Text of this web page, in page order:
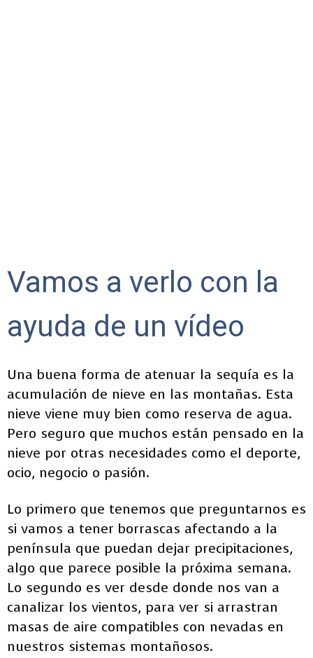
Vamos a verlo con la
ayuda de un vídeo
Una buena forma de atenuar la sequía es la
acumulación de nieve en las montañas. Esta
nieve viene muy bien como reserva de agua.
Pero seguro que muchos están pensado en la
nieve por otras necesidades como el deporte,
ocio, negocio o pasión.
Lo primero que tenemos que preguntarnos es
si vamos a tener borrascas afectando a la
península que puedan dejar precipitaciones,
algo que parece posible la próxima semana.
Lo segundo es ver desde donde nos van a
canalizar los vientos, para ver si arrastran
masas de aire compatibles con nevadas en
nuestros sistemas montañosos.